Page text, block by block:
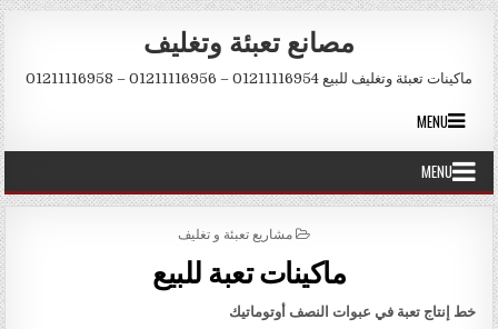
Skip to content
مصانع تعبئة وتغليف
ماكينات تعبئة وتغليف للبيع 01211116954 – 01211116956 – 01211116958
MENU
MENU
POSTED IN
مشاريع تعبئة و تغليف
ماكينات تعبة للبيع
خط إنتاج تعبة في عبوات النصف أوتوماتيك